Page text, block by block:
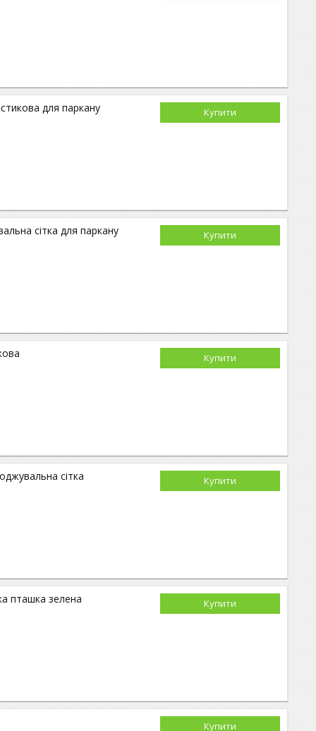
Купити
для паркану
Купити
сітка для паркану
Купити
Купити
сітка
Купити
пташка зелена
Купити